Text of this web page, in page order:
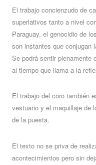
El trabajo concienzudo de
superlativos tanto a nivel
Paraguay, el genocidio de
son instantes que conjugan
Se podrá sentir plenamente
al tiempo que llama a la
El trabajo del coro también
vestuario y el maquillaje de
de la puesta.
El texto no se priva de
acontecimientos pero sin